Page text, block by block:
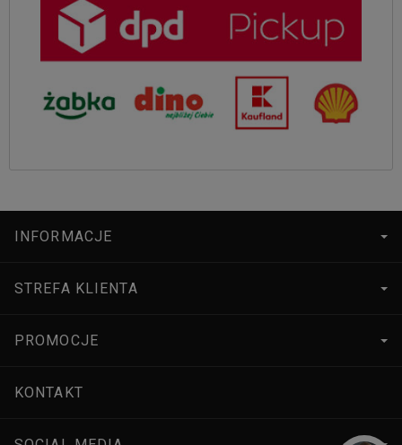
INFORMACJE
STREFA KLIENTA
PROMOCJE
KONTAKT